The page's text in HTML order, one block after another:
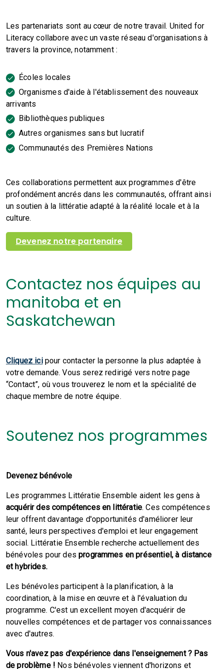
Les partenariats sont au cœur de notre travail. United for
Literacy collabore avec un vaste réseau d'organisations à
travers la province, notamment :
Écoles locales
Organismes d'aide à l'établissement des nouveaux
arrivants
Bibliothèques publiques
Autres organismes sans but lucratif
Communautés des Premières Nations
Ces collaborations permettent aux programmes d'être
profondément ancrés dans les communautés, offrant ainsi
un soutien à la littératie adapté à la réalité locale et à la
culture.
Devenez notre partenaire
Contactez nos équipes au
manitoba et en
Saskatchewan
Cliquez icipour contacter la personne la plus adaptée à
votre demande. Vous serez redirigé vers notre page
“Contact”, où vous trouverez le nom et la spécialité de
chaque membre de notre équipe.
Soutenez nos programmes
Devenez bénévole
Les programmes Littératie Ensemble aident les gens à
acquérir des compétences en littératie. Ces compétences
leur offrent davantage d'opportunités d'améliorer leur
santé, leurs perspectives d'emploi et leur engagement
social. Littératie Ensemble recherche actuellement des
bénévoles pour desprogrammes en présentiel, à distance
et hybrides.
Les bénévoles participent à la planification, à la
coordination, à la mise en œuvre et à l'évaluation du
programme. C'est un excellent moyen d'acquérir de
nouvelles compétences et de partager vos connaissances
avec d'autres.
Vous n'avez pas d'expérience dans l'enseignement ? Pas
de problème ! Nos bénévoles viennent d'horizons et